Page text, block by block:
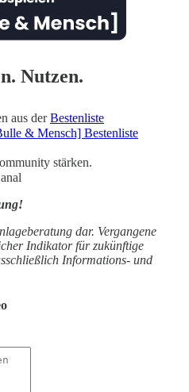
Nutzen.
aus derBestenliste
& Mensch] Bestenliste
stärken.
dar. Vergangene
Indikator für zukünftige
Informations- und